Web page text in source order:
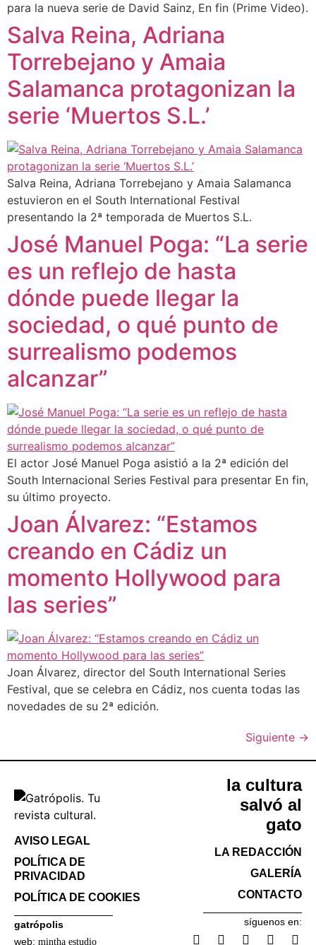
para la nueva serie de David Sainz, En fin (Prime Video).
Salva Reina, Adriana
Torrebejano y Amaia
Salamanca protagonizan la
serie ‘Muertos S.L.’
Salva Reina, Adriana Torrebejano y Amaia Salamanca
estuvieron en el South International Festival
presentando la 2ª temporada de Muertos S.L.
José Manuel Poga: “La serie
es un reflejo de hasta
dónde puede llegar la
sociedad, o qué punto de
surrealismo podemos
alcanzar”
El actor José Manuel Poga asistió a la 2ª edición del
South Internacional Series Festival para presentar En fin,
su último proyecto.
Joan Álvarez: “Estamos
creando en Cádiz un
momento Hollywood para
las series”
Joan Álvarez, director del South International Series
Festival, que se celebra en Cádiz, nos cuenta todas las
novedades de su 2ª edición.
Siguiente →
AVISO LEGAL
POLÍTICA DE
PRIVACIDAD
POLÍTICA DE COOKIES
gatrópolis
web: mintha estudio
la cultura
salvó al
gato
LA REDACCIÓN
GALERÍA
CONTACTO
síguenos en: